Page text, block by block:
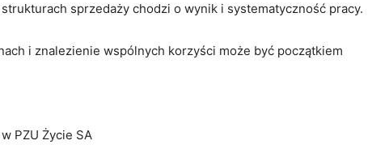
sprzedaży chodzi o wynik i systematyczność pracy.
i znalezienie wspólnych korzyści może być początkiem
PZU Życie SA